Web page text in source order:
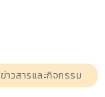
ข่าวสารและกิจกรรม